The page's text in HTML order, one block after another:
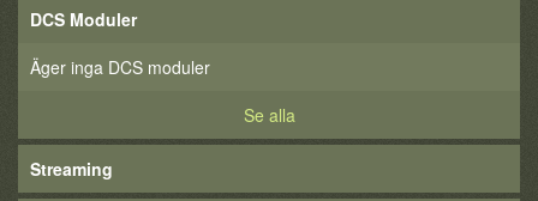
DCS Moduler
Äger inga DCS moduler
Se alla
Streaming